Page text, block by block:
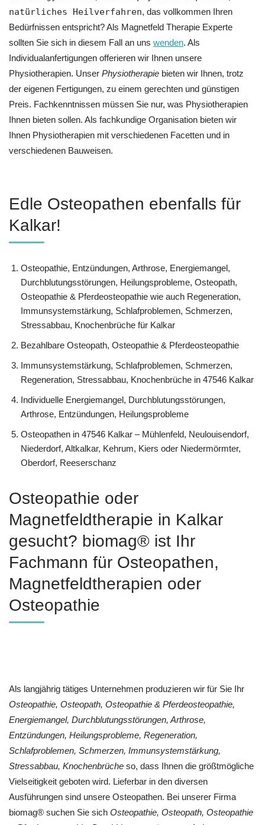
natürliches Heilverfahren, das vollkommen Ihren
Bedürfnissen entspricht? Als Magnetfeld Therapie Experte
sollten Sie sich in diesem Fall an uns wenden. Als
Individualanfertigungen offerieren wir Ihnen unsere
Physiotherapien. Unser Physiotherapie bieten wir Ihnen, trotz
der eigenen Fertigungen, zu einem gerechten und günstigen
Preis. Fachkenntnissen müssen Sie nur, was Physiotherapien
Ihnen bieten sollen. Als fachkundige Organisation bieten wir
Ihnen Physiotherapien mit verschiedenen Facetten und in
verschiedenen Bauweisen.
Edle Osteopathen ebenfalls für
Kalkar!
Osteopathie, Entzündungen, Arthrose, Energiemangel,
Durchblutungsstörungen, Heilungsprobleme, Osteopath,
Osteopathie & Pferdeosteopathie wie auch Regeneration,
Immunsystemstärkung, Schlafproblemen, Schmerzen,
Stressabbau, Knochenbrüche für Kalkar
Bezahlbare Osteopath, Osteopathie & Pferdeosteopathie
Immunsystemstärkung, Schlafproblemen, Schmerzen,
Regeneration, Stressabbau, Knochenbrüche in 47546 Kalkar
Individuelle Energiemangel, Durchblutungsstörungen,
Arthrose, Entzündungen, Heilungsprobleme
Osteopathen in 47546 Kalkar – Mühlenfeld, Neulouisendorf,
Niederdorf, Altkalkar, Kehrum, Kiers oder Niedermörmter,
Oberdorf, Reeserschanz
Osteopathie oder
Magnetfeldtherapie in Kalkar
gesucht? biomag® ist Ihr
Fachmann für Osteopathen,
Magnetfeldtherapien oder
Osteopathie
Als langjährig tätiges Unternehmen produzieren wir für Sie Ihr
Osteopathie, Osteopath, Osteopathie & Pferdeosteopathie,
Energiemangel, Durchblutungsstörungen, Arthrose,
Entzündungen, Heilungsprobleme, Regeneration,
Schlafproblemen, Schmerzen, Immunsystemstärkung,
Stressabbau, Knochenbrüche so, dass Ihnen die größtmögliche
Vielseitigkeit geboten wird. Lieferbar in den diversen
Ausführungen sind unsere Osteopathen. Bei unserer Firma
biomag® suchen Sie sich Osteopathie, Osteopath, Osteopathie